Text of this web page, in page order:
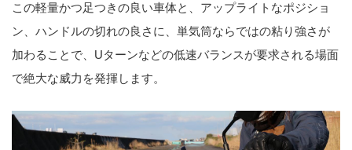
この軽量かつ足つきの良い車体と、アップライトなポジショ
ン、ハンドルの切れの良さに、単気筒ならではの粘り強さが
加わることで、Uターンなどの低速バランスが要求される場面
で絶大な威力を発揮します。